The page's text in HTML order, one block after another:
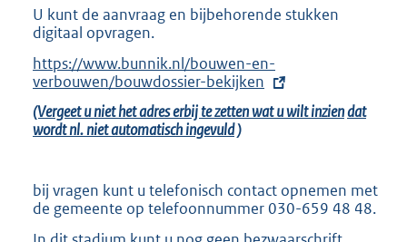
U kunt de aanvraag en bijbehorende stukken
digitaal opvragen.
E
x
e
r
l
i
https://www.bunnik.nl/bouwen-en-
verbouwen/bouwdossier-bekijken
(Vergeet u niet het adres erbij te zetten wat u wilt inziendat
wordt nl. niet automatisch ingevuld)
bij vragen kunt u telefonisch contact opnemen met
de gemeente op telefoonnummer 030-659 48 48.